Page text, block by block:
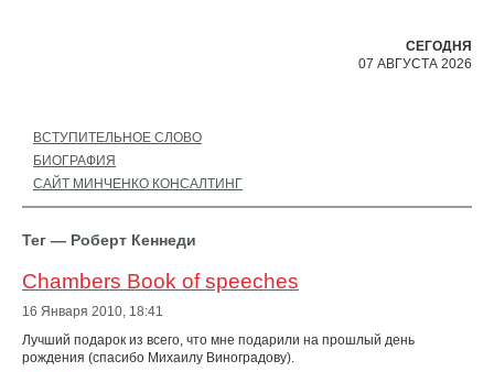
СЕГОДНЯ
07 АВГУСТА 2026
ВСТУПИТЕЛЬНОЕ СЛОВО
БИОГРАФИЯ
САЙТ МИНЧЕНКО КОНСАЛТИНГ
Тег — Роберт Кеннеди
Chambers Book of speeches
16 Января 2010, 18:41
Лучший подарок из всего, что мне подарили на прошлый день
рождения (спасибо Михаилу Виноградову).